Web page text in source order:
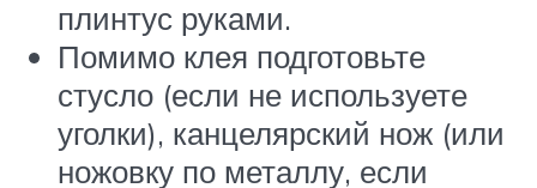
плинтус руками.
Помимо клея подготовьте
стусло (если не используете
уголки), канцелярский нож (или
ножовку по металлу, если